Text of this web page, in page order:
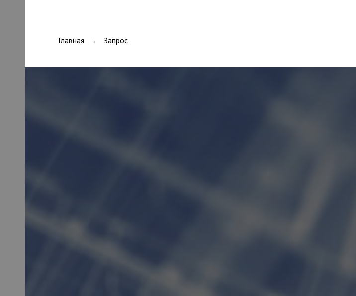
Главная → Запрос